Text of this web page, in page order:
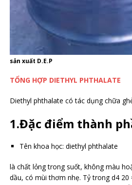
sản xuất D.E.P
TỔNG HỢP DIETHYL PHTHALATE
Diethyl phthalate có tác dụng chữa
1.Đặc điểm thành
Tên khoa học: diethyl phthalate
là chất lỏng trong suốt, không màu
dầu, có mùi thơm nhẹ. Tỷ trong d4 20